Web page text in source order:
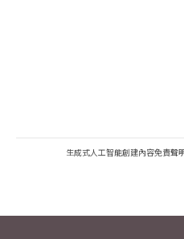
生成式人工智能創建內容免責聲